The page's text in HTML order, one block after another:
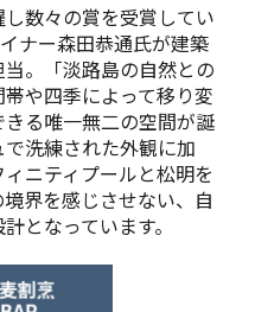
数々の賞を受賞してい
ナー森田恭通氏が建築
。「淡路島の自然との
や四季によって移り変
る唯一無二の空間が誕
洗練された外観に加
ニティプールと松明を
界を感じさせない、自
となっています。